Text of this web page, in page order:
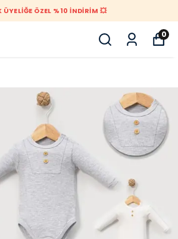
ÜYELİĞE ÖZEL %10 İNDİRİM 💥
0